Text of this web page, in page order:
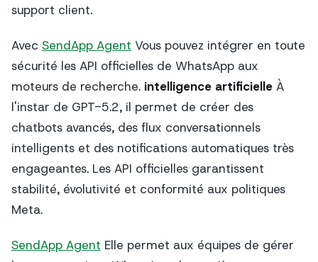
support client.
Avec SendApp Agent Vous pouvez intégrer en toute
sécurité les API officielles de WhatsApp aux
moteurs de recherche. intelligence artificielle À
l'instar de GPT-5.2, il permet de créer des
chatbots avancés, des flux conversationnels
intelligents et des notifications automatiques très
engageantes. Les API officielles garantissent
stabilité, évolutivité et conformité aux politiques
Meta.
SendApp Agent Elle permet aux équipes de gérer